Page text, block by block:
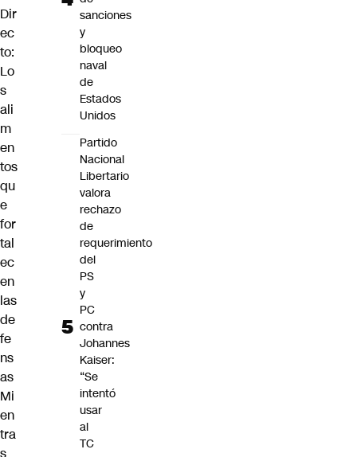
Dir
ec
to:
Lo
s
ali
m
en
tos
qu
e
for
tal
ec
en
las
de
fe
ns
as
Mi
en
tra
s
sanciones
y
bloqueo
naval
de
Estados
Unidos
Partido
Nacional
Libertario
valora
rechazo
de
requerimiento
del
PS
y
PC
contra
Johannes
Kaiser:
“Se
intentó
usar
al
TC